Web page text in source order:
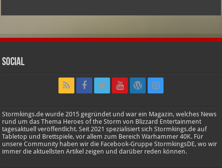
Social
Stormkings.de wurde 2015 gegründet und war ein Magazin, welches News
rund um das Thema Heroes of the Storm von Blizzard Entertainment
tagesaktuell veröffentlicht. Seit 2021 spezialisiert sich Stormkings.de auf
Tabletop und Brettspiele, vor allem zum Bereich Warhammer 40K. Für
unsere Community haben wir die Facebook-Gruppe StormkingsDE, wo wir
immer die aktuellsten Artikel zeigen und darüber reden können.